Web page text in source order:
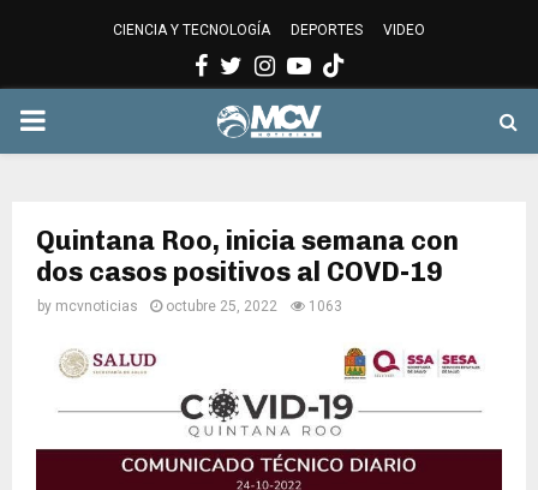
CIENCIA Y TECNOLOGÍA DEPORTES VIDEO
Facebook
Twitter
Instagram
Youtube
PRIMARY
Quintana Roo, inicia semana con
dos casos positivos al COVD-19
by mcvnoticias octubre 25, 2022 1063